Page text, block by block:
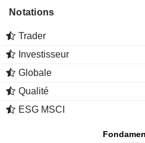
Notations
Trader
Investisseur
Globale
Qualité
ESG MSCI